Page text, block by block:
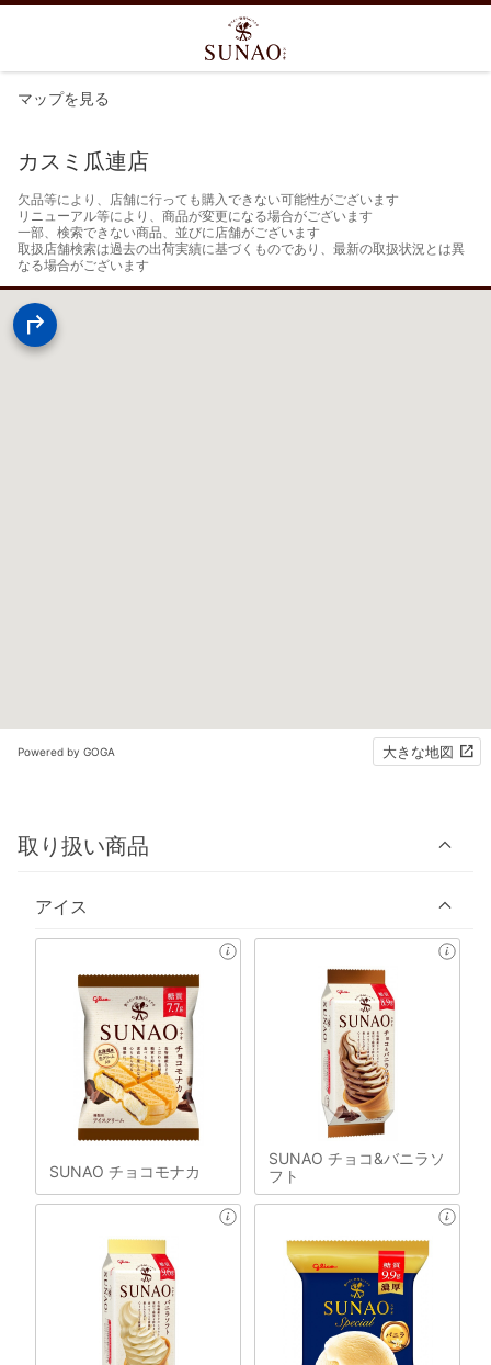
マップを見る
カスミ瓜連店
欠品等により、店舗に行っても購入できない可能性がございます
リニューアル等により、商品が変更になる場合がございます
一部、検索できない商品、並びに店舗がございます
取扱店舗検索は過去の出荷実績に基づくものであり、最新の取扱状況とは異
なる場合がございます
Powered by GOGA 大きな地図
取り扱い商品
アイス
SUNAO チョコモナカ
SUNAO チョコ&バニラソ
フト